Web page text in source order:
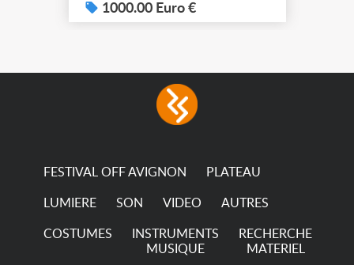
1000.00 Euro €
FESTIVAL OFF AVIGNON PLATEAU
LUMIERE SON VIDEO AUTRES
COSTUMES
INSTRUMENTS
MUSIQUE
RECHERCHE
MATERIEL